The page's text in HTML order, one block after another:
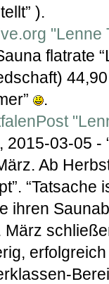
).
"Lenne
flatrate
.
, 2015-03-05 -
Ab
ihren
März